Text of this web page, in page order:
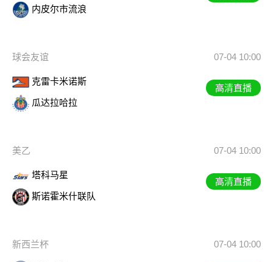
内皮尔市流浪
球会友谊 07-04 10:00
克雷卡米诺斯
瓜达拉哈拉
高清直播
美乙 07-04 10:00
塔科马星
斯诺霍米什联队
高清直播
新西兰杯 07-04 10:00